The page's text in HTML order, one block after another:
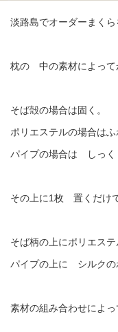
淡路島でオーダーまくら
枕の 中の素材によって
そば殻の場合は固く。
ポリエステルの場合はふ
パイプの場合は しっく
その上に1枚 置くだけ
そば柄の上にポリエステ
パイプの上に シルクの
素材の組み合わせによっ